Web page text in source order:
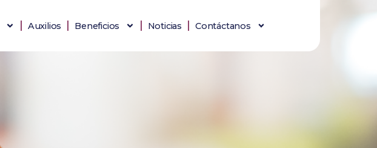
Auxilios Beneficios Noticias Contáctanos